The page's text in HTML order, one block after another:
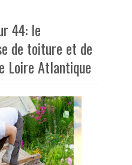
44: le
de toiture et de
Loire Atlantique